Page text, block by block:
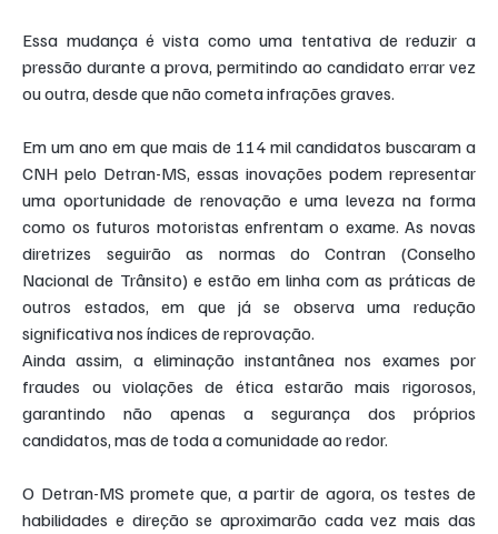
Essa mudança é vista como uma tentativa de reduzir a
pressão durante a prova, permitindo ao candidato errar vez
ou outra, desde que não cometa infrações graves.
Em um ano em que mais de 114 mil candidatos buscaram a
CNH pelo Detran-MS, essas inovações podem representar
uma oportunidade de renovação e uma leveza na forma
como os futuros motoristas enfrentam o exame. As novas
diretrizes seguirão as normas do Contran (Conselho
Nacional de Trânsito) e estão em linha com as práticas de
outros estados, em que já se observa uma redução
significativa nos índices de reprovação.
Ainda assim, a eliminação instantânea nos exames por
fraudes ou violações de ética estarão mais rigorosos,
garantindo não apenas a segurança dos próprios
candidatos, mas de toda a comunidade ao redor.
O Detran-MS promete que, a partir de agora, os testes de
habilidades e direção se aproximarão cada vez mais das